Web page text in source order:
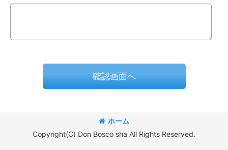
確認画面へ
ホーム
Copyright(C) Don Bosco sha All Rights Reserved.